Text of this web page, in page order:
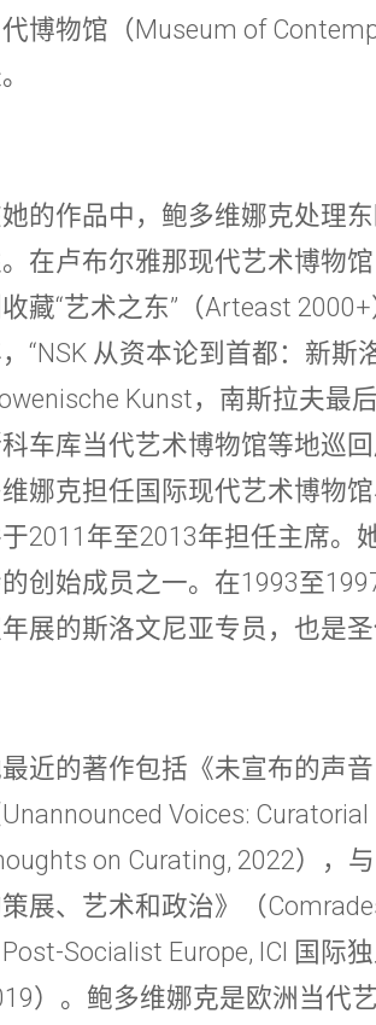
博物馆（Museum of
的作品中，鲍多维娜克处理
在卢布尔雅那现代艺术博物
藏“艺术之东”（Arteast
“NSK 从资本论到首都：新斯
Kunst，南斯拉夫最
车库当代艺术博物馆等地巡
娜克担任国际现代艺术博物
2011年至2013年担任主席。
创始成员之一。在1993至
展的斯洛文尼亚专员，也是
近的著作包括《未宣布的声
Unannounced Voices:
on Curating, 2022），
展、艺术和政治》（
Socialist Europe, ICI 国际
）。鲍多维娜克是欧洲当代